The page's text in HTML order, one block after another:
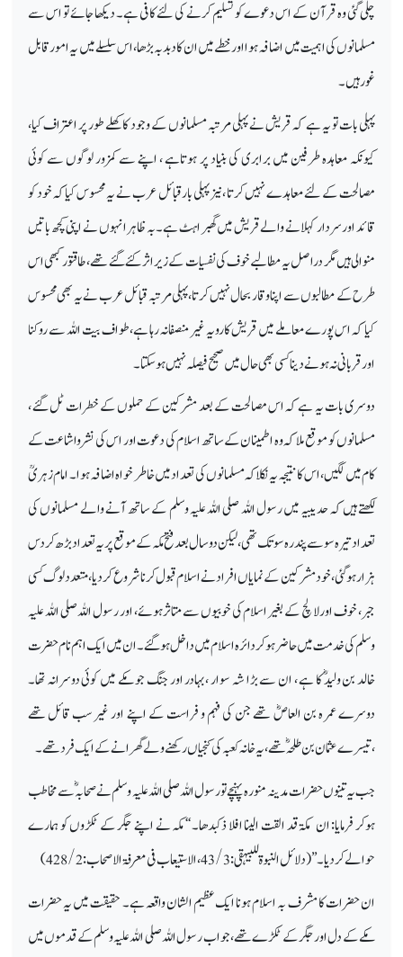
چلی گئی وہ قرآن کے اس دعوے کو تسلیم کرنے کی لئے کافی ہے۔ دیکھا جائے تو اس سے
مسلمانوں کی اہمیت میں اضافہ ہوا اور خطے میں ان کا دبدبہ بڑھا، اس سلسلے میں یہ امور قابل
غور ہیں۔
پہلی بات تو یہ ہے کہ قریش نے پہلی مرتبہ مسلمانوں کے وجود کاکھلے طور پر اعتراف کیا،
کیونکہ معاہدہ طرفین میں برابری کی بنیاد پر ہوتاہے ، اپنے سے کمزور لوگوں سے کوئی
مصالحت کے لئے معاہدے نہیں کرتا ،نیز پہلی بار قبائل عرب نے یہ محسوس کیا کہ خود کو
قائد اور سردار کہلانے والے قریش میں گھبراہٹ ہے۔بہ ظاہر انہوں نے اپنی کچھ باتیں
منوالی ہیں مگر دراصل یہ مطالبے خوف کی نفسیات کے زیر اثر کئے گئے تھے،طاقتور کبھی اس
طرح کے مطالبوں سے اپنا وقار بحال نہیں کرتا،پہلی مرتبہ قبائل عرب نے یہ بھی محسوس
کیا کہ اس پورے معاملے میں قریش کارویہ غیر منصفانہ رہا ہے، طواف بیت اللہ سے روکنا
اور قربانی نہ ہونے دینا کسی بھی حال میں صحیح فیصلہ نہیں ہوسکتا۔
دوسری بات یہ ہے کہ اس مصالحت کے بعد مشرکین کے حملوں کے خطرات ٹل گئے ،
مسلمانوں کو موقع ملا کہ وہ اطمینان کے ساتھ اسلام کی دعوت اور اس کی نشرواشاعت کے
کام میں لگیں ، اس کا نتیجہ یہ نکلا کہ مسلمانوں کی تعداد میں خاطر خواہ اضافہ ہوا۔ امام زہریؒ
لکھتے ہیں کہ حدیبیہ میں رسول اللہ صلی اللہ علیہ وسلم کے ساتھ آنے والے مسلمانوں کی
تعداد تیرہ سو سے پندرہ سو تک تھی ، لیکن دو سال بعد فتح مکہ کے موقع پر یہ تعداد بڑھ کر دس
ہزار ہوگئی، خود مشرکین کے نمایاں افراد نے اسلام قبول کرنا شروع کردیا، متعدد لوگ کسی
جبر، خوف اور لالچ کے بغیر اسلام کی خوبیوں سے متاثر ہوئے، اور رسول اللہ صلی اللہ علیہ
وسلم کی خدمت میں حاضر ہوکر دائرہ اسلام میں داخل ہوگئے۔ ان میں ایک اہم نام حضرت
خالد بن ولیدؓ کا ہے ، ان سے بڑا شہ سوار ،بہادر اور جنگ جو مکے میں کوئی دوسرانہ تھا۔
دوسرے عمر ہ بن العاصؓ تھے جن کی فہم و فراست کے اپنے اور غیر سب قائل تھے
،تیسرے عثمان بن طلحہؓ تھے ، یہ خانہ کعبہ کی کنجیاں رکھنے ولے گھرانے کے ایک فرد تھے۔
جب یہ تینوں حضرات مدینہ منورہ پہنچے تو رسول اللہ صلی اللہ علیہ وسلم نے صحابہؓ سے مخاطب
ہوکر فرمایا: ان مکۃ قد القت الینا افلا ذکبدھا۔ ‘‘ مکہ نے اپنے جگر کے ٹکڑوں کو ہمارے
حوالے کردیا۔’’ (دلائل النبوۃ للبیہقی: 43/3 ،الاستیعاب فی معرفۃ الاصحاب:428/2)
ان حضرات کا مشرف بہ اسلام ہونا ایک عظیم الشان واقعہ ہے۔ حقیقت میں یہ حضرات
مکے کے دل اور جگر کے ٹکڑے تھے، جواب رسول اللہ صلی اللہ علیہ وسلم کے قدموں میں